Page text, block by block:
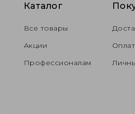
Каталог
Все товары
Акции
Профессионалам